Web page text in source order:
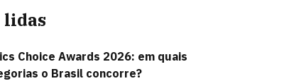
lidas
Choice Awards 2026: em quais
o Brasil concorre?